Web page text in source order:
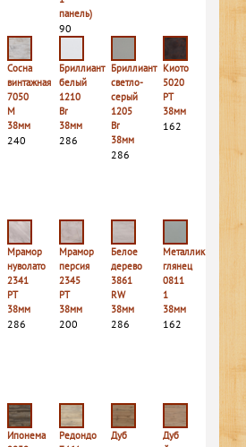
панель)
90
Сосна
винтажная
7050
M
38мм
240
Бриллиант
белый
1210
Br
38мм
286
Бриллиант
светло-
серый
1205
Br
38мм
286
Киото
5020
PT
38мм
162
Мрамор
нуволато
2341
PT
38мм
286
Мрамор
персия
2345
PT
38мм
200
Белое
дерево
3861
RW
38мм
286
Металлик
глянец
0811
1
38мм
162
Ипонема
Редондо
Дуб
Дуб